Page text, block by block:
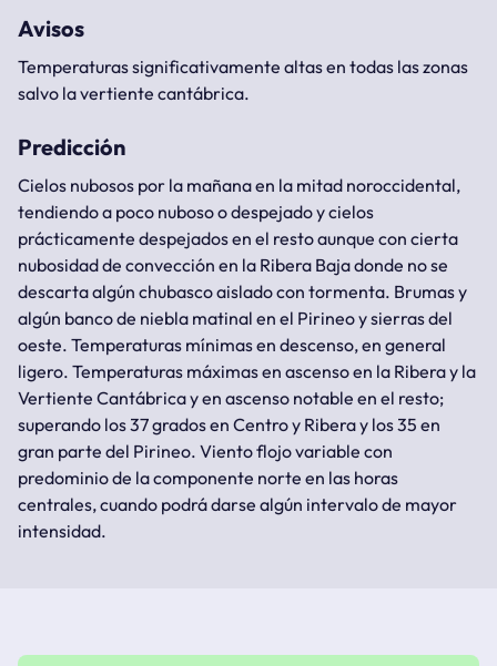
Avisos
Temperaturas significativamente altas en todas las zonas
salvo la vertiente cantábrica.
Predicción
Cielos nubosos por la mañana en la mitad noroccidental,
tendiendo a poco nuboso o despejado y cielos
prácticamente despejados en el resto aunque con cierta
nubosidad de convección en la Ribera Baja donde no se
descarta algún chubasco aislado con tormenta. Brumas y
algún banco de niebla matinal en el Pirineo y sierras del
oeste. Temperaturas mínimas en descenso, en general
ligero. Temperaturas máximas en ascenso en la Ribera y la
Vertiente Cantábrica y en ascenso notable en el resto;
superando los 37 grados en Centro y Ribera y los 35 en
gran parte del Pirineo. Viento flojo variable con
predominio de la componente norte en las horas
centrales, cuando podrá darse algún intervalo de mayor
intensidad.